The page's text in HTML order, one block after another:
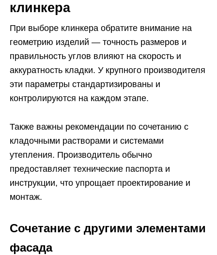
клинкера
При выборе клинкера обратите внимание на
геометрию изделий — точность размеров и
правильность углов влияют на скорость и
аккуратность кладки. У крупного производителя
эти параметры стандартизированы и
контролируются на каждом этапе.
Также важны рекомендации по сочетанию с
кладочными растворами и системами
утепления. Производитель обычно
предоставляет технические паспорта и
инструкции, что упрощает проектирование и
монтаж.
Сочетание с другими элементами
фасада